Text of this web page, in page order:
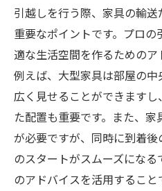
引越しを行う際、家具の輸
重要なポイントです。プロ
適な生活空間を作るためのア
例えば、大型家具は部屋の
広く見せることができます
た配置も重要です。また、
が必要ですが、同時に到着
のスタートがスムーズにな
のアドバイスを活用するこ